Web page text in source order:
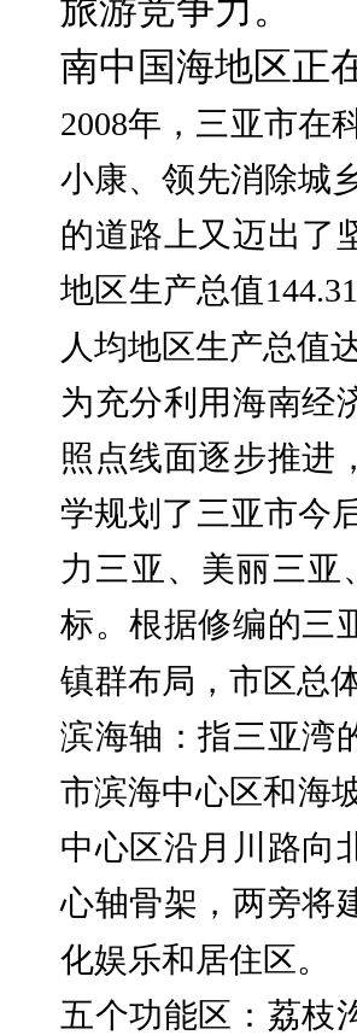
旅游竞争力。
南中国海地区正
2008年，三亚市在
小康、领先消除城
的道路上又迈出了
地区生产总值144.31
人均地区生产总值
为充分利用海南经
照点线面逐步推进
学规划了三亚市今
力三亚、美丽三亚
标。根据修编的三
镇群布局，市区总
滨海轴：指三亚湾
市滨海中心区和海
中心区沿月川路向
心轴骨架，两旁将
化娱乐和居住区。
五个功能区：荔枝